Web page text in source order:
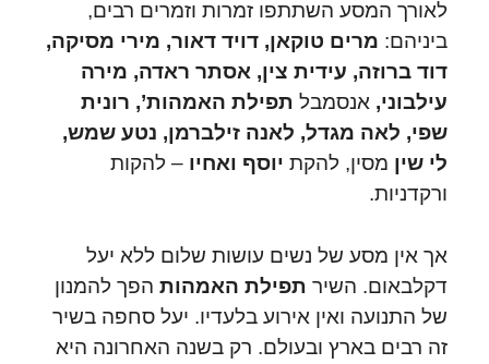
לאורך המסע השתתפו זמרות וזמרים רבים,
ביניהם: מרים טוקאן, דויד דאור, מירי מסיקה,
דוד ברוזה, עידית צין, אסתר ראדה, מירה
עילבוני, אנסמבל תפילת האמהות’, רונית
שפי, לאה מגדל, לאנה זילברמן, נטע שמש,
לי שין מסין, להקת יוסף ואחיו – להקות
ורקדניות.
אך אין מסע של נשים עושות שלום ללא יעל
דקלבאום. השיר תפילת האמהות הפך להמנון
של התנועה ואין אירוע בלעדיו. יעל סחפה בשיר
זה רבים בארץ ובעולם. רק בשנה האחרונה היא